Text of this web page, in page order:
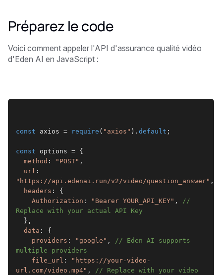
Préparez le code
Voici comment appeler l'API d'assurance qualité vidéo
d'Eden AI en JavaScript :
const axios = require ( "axios" ). default ;
const options = {
method : "POST" ,
url
"https://api.edenai.run/v2/video/question_answer" ,
headers : {
Authorization : "Bearer YOUR_API_KEY" , //
Replace with your actual API Key
  },
data : {
providers : "google" , // Eden AI supports
multiple providers
file_url :
"https://your-video-
url.com/video.mp4" , // Replace with your video